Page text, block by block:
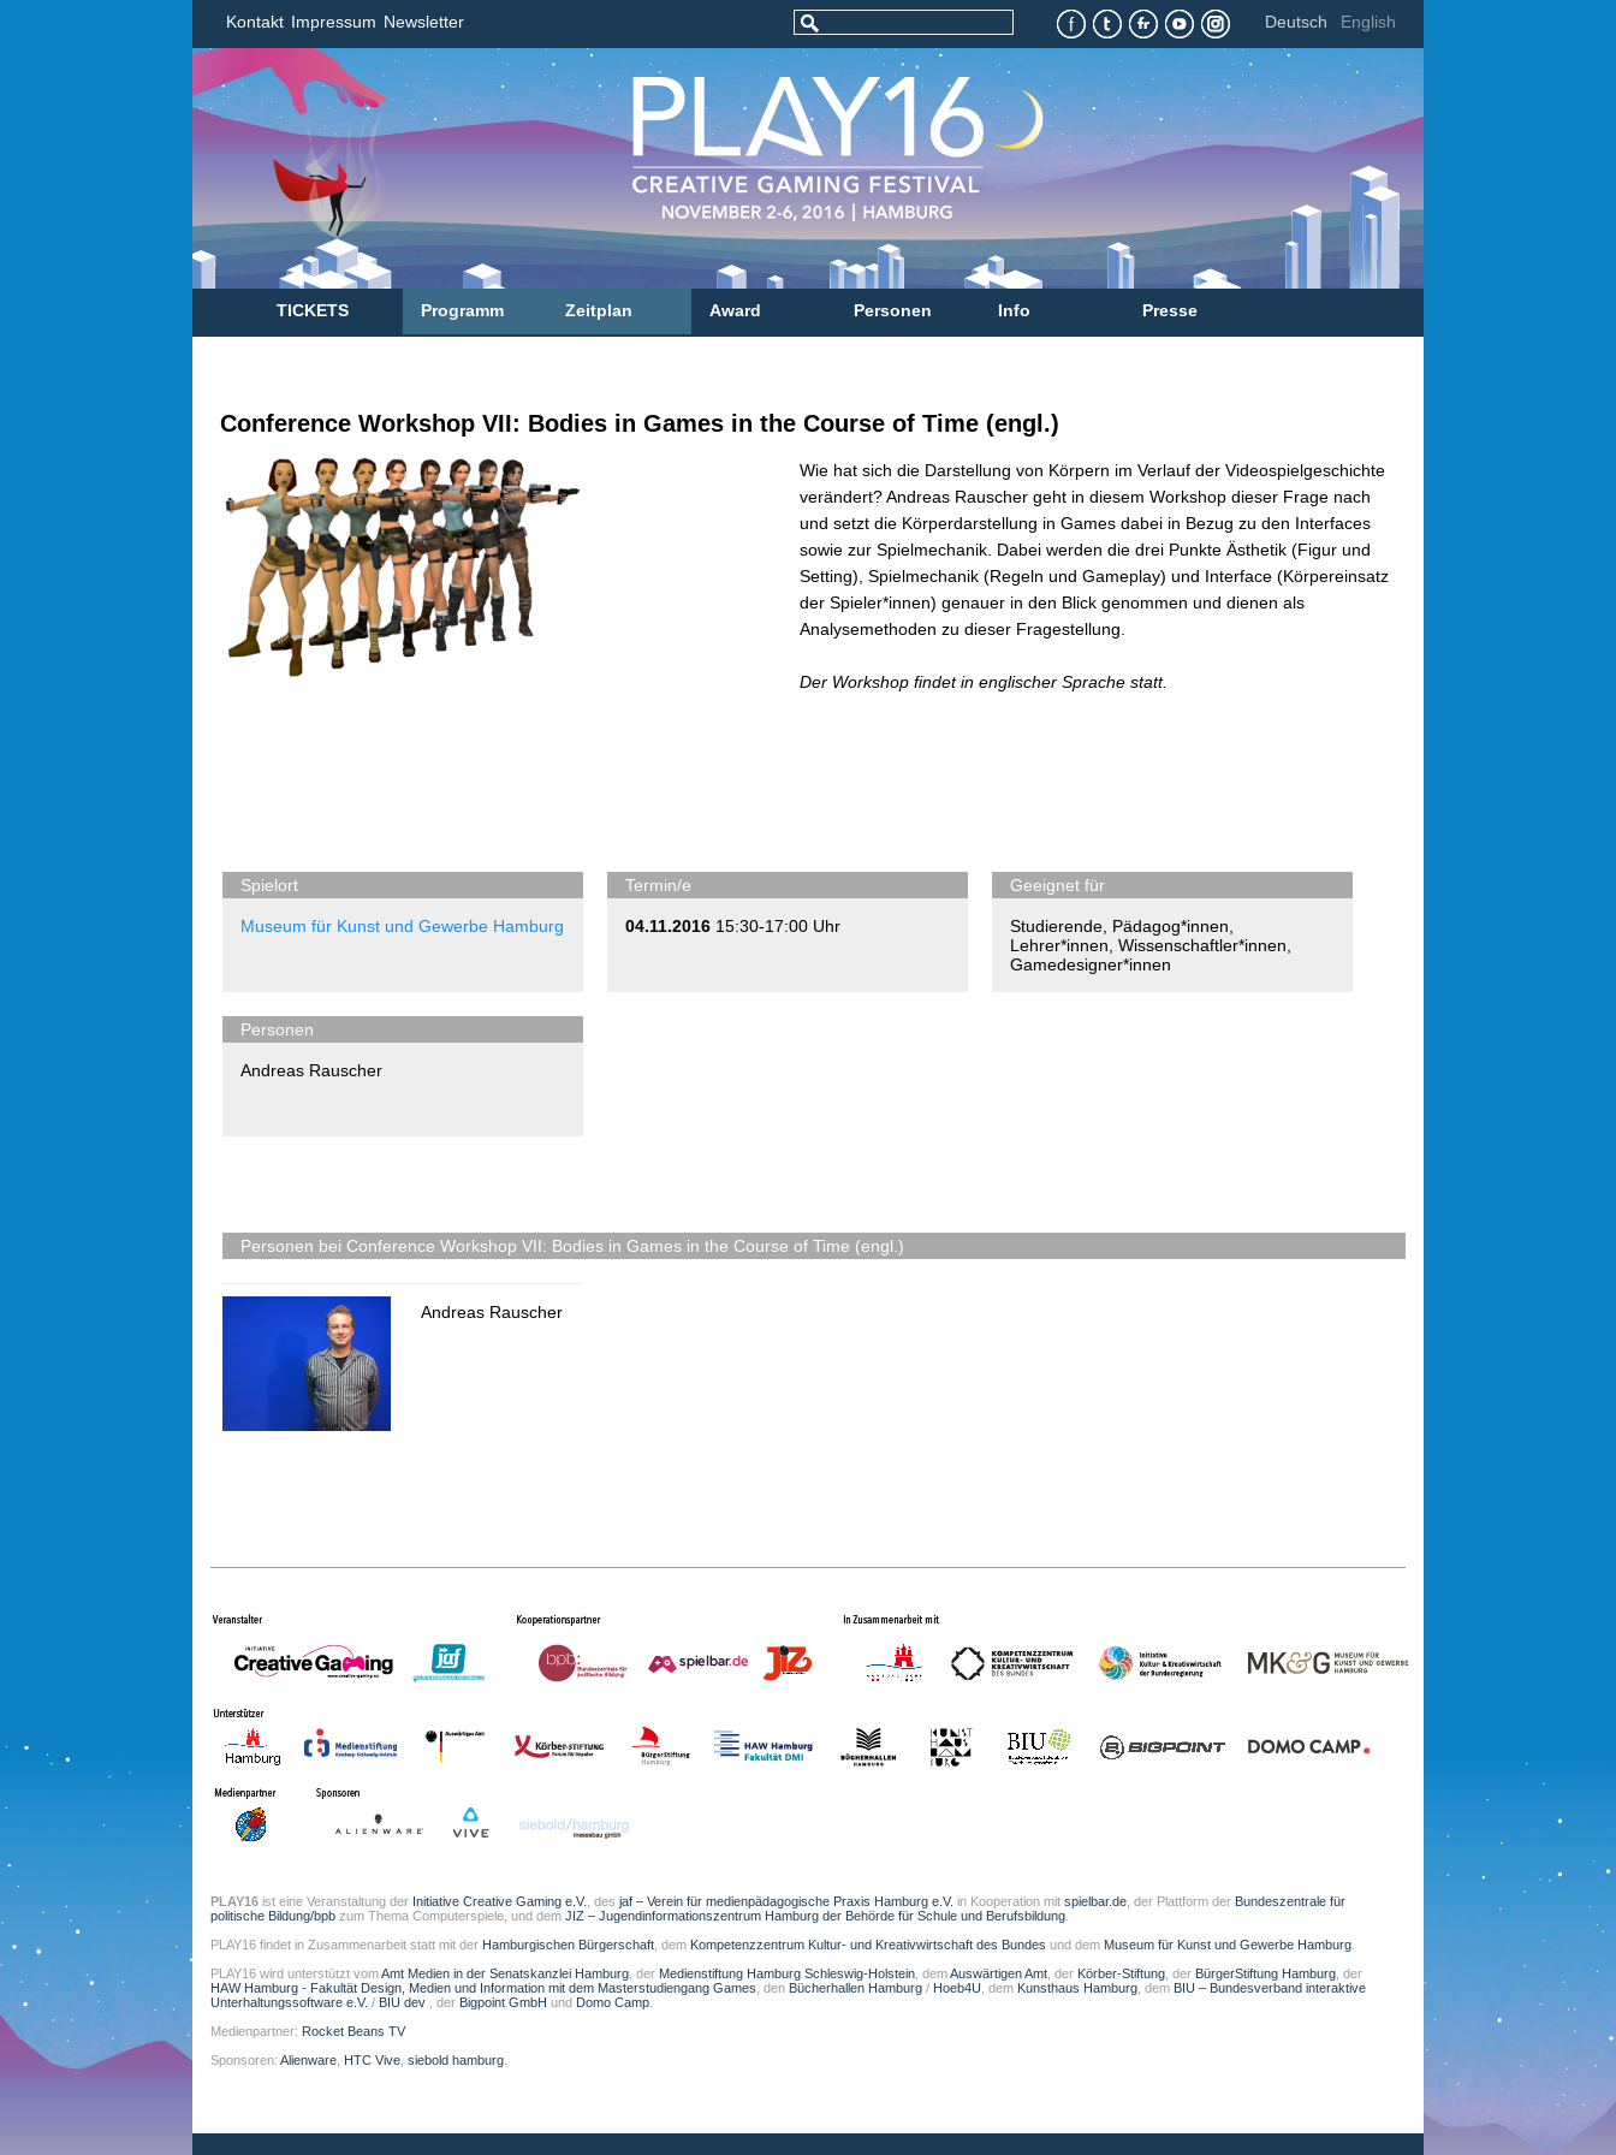
Deutsch English
Kontakt Impressum Newsletter
TICKETS Programm Zeitplan Award Personen Info Presse
Conference Workshop VII: Bodies in Games in the Course of Time (engl.)
Wie hat sich die Darstellung von Körpern im Verlauf der Videospielgeschichte
verändert? Andreas Rauscher geht in diesem Workshop dieser Frage nach
und setzt die Körperdarstellung in Games dabei in Bezug zu den Interfaces
sowie zur Spielmechanik. Dabei werden die drei Punkte Ästhetik (Figur und
Setting), Spielmechanik (Regeln und Gameplay) und Interface (Körpereinsatz
der Spieler*innen) genauer in den Blick genommen und dienen als
Analysemethoden zu dieser Fragestellung.
Der Workshop findet in englischer Sprache statt.
Spielort
Museum für Kunst und Gewerbe Hamburg
Termin/e
04.11.2016 15:30-17:00 Uhr
Geeignet für
Studierende Pädagog*innen
Lehrer*innen Wissenschaftler*innen
Gamedesigner*innen
Personen
Andreas Rauscher
Personen bei Conference Workshop VII: Bodies in Games in the Course of Time (engl.)
Andreas Rauscher
PLAY16 ist eine Veranstaltung der Initiative Creative Gaming e.V. , des jaf – Verein für medienpädagogische Praxis Hamburg e.V. in Kooperation mit spielbar.de , der Plattform der Bundeszentrale für
politische Bildung/bpb zum Thema Computerspiele, und dem JIZ – Jugendinformationszentrum Hamburg der Behörde für Schule und Berufsbildung
PLAY16 findet in Zusammenarbeit statt mit der Hamburgischen Bürgerschaft , dem Kompetenzzentrum Kultur- und Kreativwirtschaft des Bundes und dem Museum für Kunst und Gewerbe Hamburg
PLAY16 wird unterstützt vomAmt Medien in der Senatskanzlei Hamburg , der Medienstiftung Hamburg Schleswig-Holstein , demAuswärtigen Amt , der Körber-Stiftung , der BürgerStiftung Hamburg , der
HAW Hamburg - Fakultät Design, Medien und Information mit dem Masterstudiengang Games , den Bücherhallen Hamburg / Hoeb4U , dem Kunsthaus Hamburg , dem BIU – Bundesverband interaktive
Unterhaltungssoftware e.V. / BIU dev , der Bigpoint GmbH und Domo Camp
Medienpartner: Rocket Beans TV
Sponsoren: Alienware HTC Vive siebold hamburg